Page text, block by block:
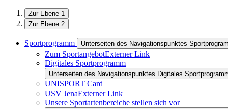
Zur Ebene 1
Zur Ebene 2
Sportprogramm Unterseiten des Navigationspunktes
Zum SportangebotExterner Link
Digitales Sportprogramm
Unterseiten des Navigationspunktes Digitales
UNISPORT Card
USV JenaExterner Link
Unsere Sportartenbereiche stellen sich vor